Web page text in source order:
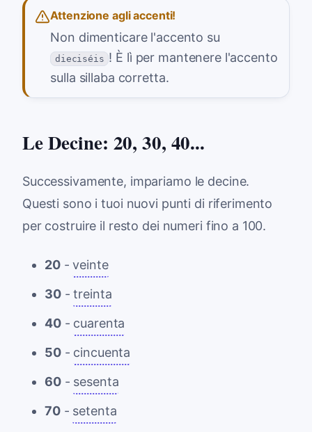
Attenzione agli accenti!
Non dimenticare l'accento su
dieciséis ! È lì per mantenere l'accento
sulla sillaba corretta.
Le Decine: 20, 30, 40...
Successivamente, impariamo le decine.
Questi sono i tuoi nuovi punti di riferimento
per costruire il resto dei numeri fino a 100.
20-veinte
30-treinta
40- cuarenta
50- cincuenta
60- sesenta
70- setenta